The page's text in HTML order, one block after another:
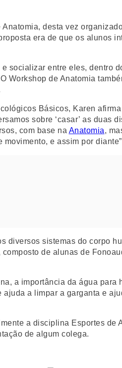
desta vez
era de que os alunos
socializar entre eles, dentro
Workshop de Anatomia
Básicos, Karen
sobre ‘casar’ as duas
com base na Anatomia,
e assim por
diversos sistemas do corpo
de alunas de
a importância da água para
a limpar a garganta e
a disciplina Esportes de
de algum colega.